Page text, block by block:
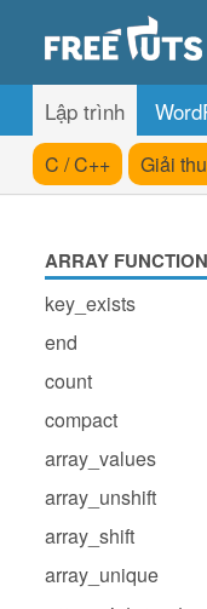
Lập trình
C / C++ Giải
ARRAY
key_exists
end
count
compact
array_values
array_unshift
array_shift
array_unique